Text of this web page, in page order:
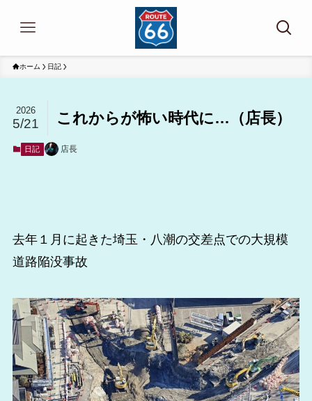
ホーム 日記
これからが怖い時代に…（店長）
2026
5/21
日記 店長
去年１月に起きた埼玉・八潮の交差点での大規模
道路陥没事故